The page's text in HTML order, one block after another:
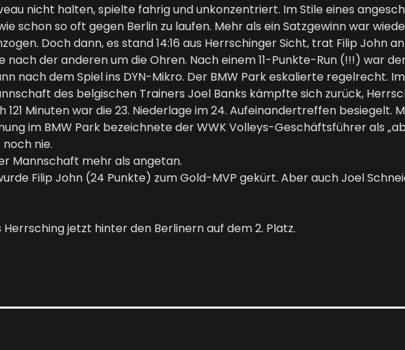
nicht halten, spielte fahrig und unkonzentriert. Im Stile eines
schon so oft gegen Berlin zu laufen. Mehr als ein Satzgewinn war
Doch dann, es stand 14:16 aus Herrschinger Sicht, trat Filip John
der anderen um die Ohren. Nach einem 11-Punkte-Run (!!!) war
nach dem Spiel ins DYN-Mikro. Der BMW Park eskalierte regelrecht.
des belgischen Trainers Joel Banks kämpfte sich zurück,
Minuten war die 23. Niederlage im 24. Aufeinandertreffen besiegelt.
im BMW Park bezeichnete der WWK Volleys-Geschäftsführer als
nie.
Mannschaft mehr als angetan.
Filip John (24 Punkte) zum Gold-MVP gekürt. Aber auch Joel
jetzt hinter den Berlinern auf dem 2. Platz.